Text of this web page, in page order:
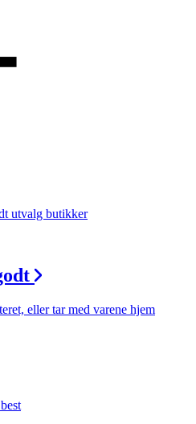
utvalg butikker
eller tar med varene hjem